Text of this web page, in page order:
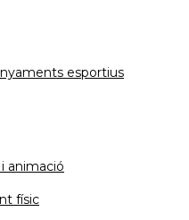
esportius
físic